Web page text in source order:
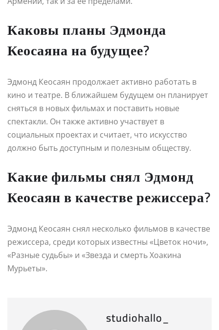
Каковы планы Эдмонда
Кеосаяна на будущее?
Эдмонд Кеосаян продолжает активно работать в
кино и театре. В ближайшем будущем он планирует
сняться в новых фильмах и поставить новые
спектакли. Он также активно участвует в
социальных проектах и считает, что искусство
должно быть доступным и полезным обществу.
Какие фильмы снял Эдмонд
Кеосаян в качестве режиссера?
Эдмонд Кеосаян снял несколько фильмов в качестве
режиссера, среди которых известны «Цветок ночи»,
«Разные судьбы» и «Звезда и смерть Хоакина
Мурьеты».
studiohallo_